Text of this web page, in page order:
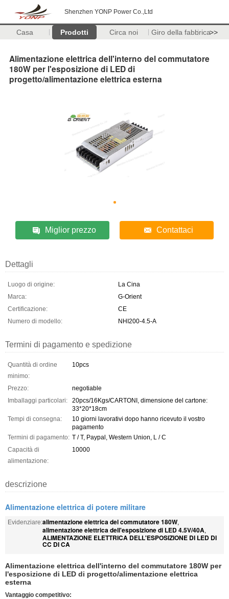
Shenzhen YONP Power Co.,Ltd
Casa Prodotti Circa noi Giro della fabbrica>>
Alimentazione elettrica dell'interno del commutatore
180W per l'esposizione di LED di
progetto/alimentazione elettrica esterna
Miglior prezzo Contattaci
Dettagli
Luogo di origine:
La Cina
Marca:
G-Orient
Certificazione:
CE
Numero di modello:
NHI200-4.5-A
Termini di pagamento e spedizione
Quantità di ordine
minimo:
10pcs
Prezzo:
negotiable
Imballaggi particolari:
20pcs/16Kgs/CARTONI, dimensione del cartone:
33*20*18cm
Tempi di consegna:
10 giorni lavorativi dopo hanno ricevuto il vostro
pagamento
Termini di pagamento: T / T, Paypal, Western Union, L / C
Capacità di
alimentazione:
10000
descrizione
Alimentazione elettrica di potere militare
Evidenziare:alimentazione elettrica del commutatore 180W,
alimentazione elettrica dell'esposizione di LED 4.5V/40A,
ALIMENTAZIONE ELETTRICA DELL'ESPOSIZIONE DI LED DI
CC DI CA
Alimentazione elettrica dell'interno del commutatore 180W per
l'esposizione di LED di progetto/alimentazione elettrica
esterna
Vantaggio competitivo: